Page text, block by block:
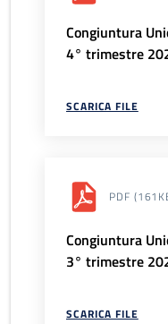
Congiuntura
4° trimestre
SCARICA FILE
PDF
Congiuntura
3° trimestre
SCARICA FILE